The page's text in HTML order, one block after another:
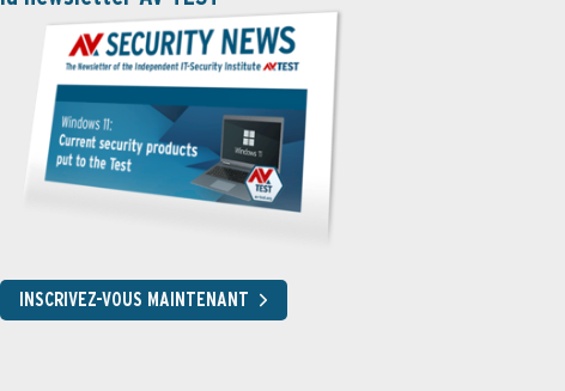
INSCRIVEZ-VOUS MAINTENANT